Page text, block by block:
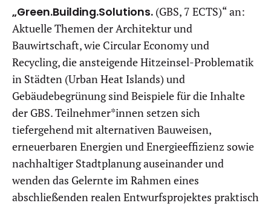
„Green.Building.Solutions. (GBS, 7 ECTS)“ an:
Aktuelle Themen der Architektur und
Bauwirtschaft, wie Circular Economy und
Recycling, die ansteigende Hitzeinsel-Problematik
in Städten (Urban Heat Islands) und
Gebäudebegrünung sind Beispiele für die Inhalte
der GBS. Teilnehmer*innen setzen sich
tiefergehend mit alternativen Bauweisen,
erneuerbaren Energien und Energieeffizienz sowie
nachhaltiger Stadtplanung auseinander und
wenden das Gelernte im Rahmen eines
abschließenden realen Entwurfsprojektes praktisch